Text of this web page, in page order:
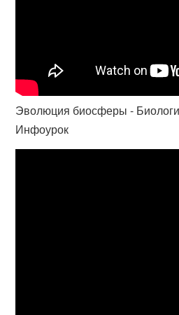
Эволюция биосферы -
Инфоурок